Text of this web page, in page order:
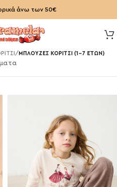
άνω των 50€
/ΜΠΛΟΥΖΕΣ ΚΟΡΙΤΣΙ (1-7 ΕΤΩΝ)